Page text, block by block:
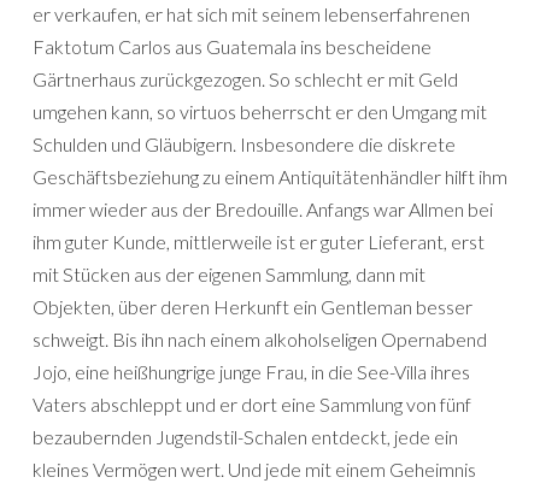
er verkaufen, er hat sich mit seinem lebenserfahrenen
Faktotum Carlos aus Guatemala ins bescheidene
Gärtnerhaus zurückgezogen. So schlecht er mit Geld
umgehen kann, so virtuos beherrscht er den Umgang mit
Schulden und Gläubigern. Insbesondere die diskrete
Geschäftsbeziehung zu einem Antiquitätenhändler hilft ihm
immer wieder aus der Bredouille. Anfangs war Allmen bei
ihm guter Kunde, mittlerweile ist er guter Lieferant, erst
mit Stücken aus der eigenen Sammlung, dann mit
Objekten, über deren Herkunft ein Gentleman besser
schweigt. Bis ihn nach einem alkoholseligen Opernabend
Jojo, eine heißhungrige junge Frau, in die See-Villa ihres
Vaters abschleppt und er dort eine Sammlung von fünf
bezaubernden Jugendstil-Schalen entdeckt, jede ein
kleines Vermögen wert. Und jede mit einem Geheimnis